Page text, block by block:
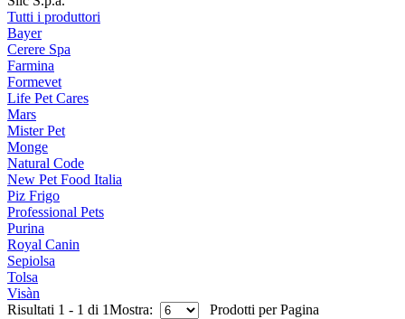
Tutti i produttori
Bayer
Cerere Spa
Farmina
Formevet
Life Pet Cares
Mars
Mister Pet
Monge
Natural Code
New Pet Food Italia
Piz Frigo
Professional Pets
Purina
Royal Canin
Sepiolsa
Tolsa
Visàn
Risultati 1 - 1 di 1Mostra: Prodotti per Pagina